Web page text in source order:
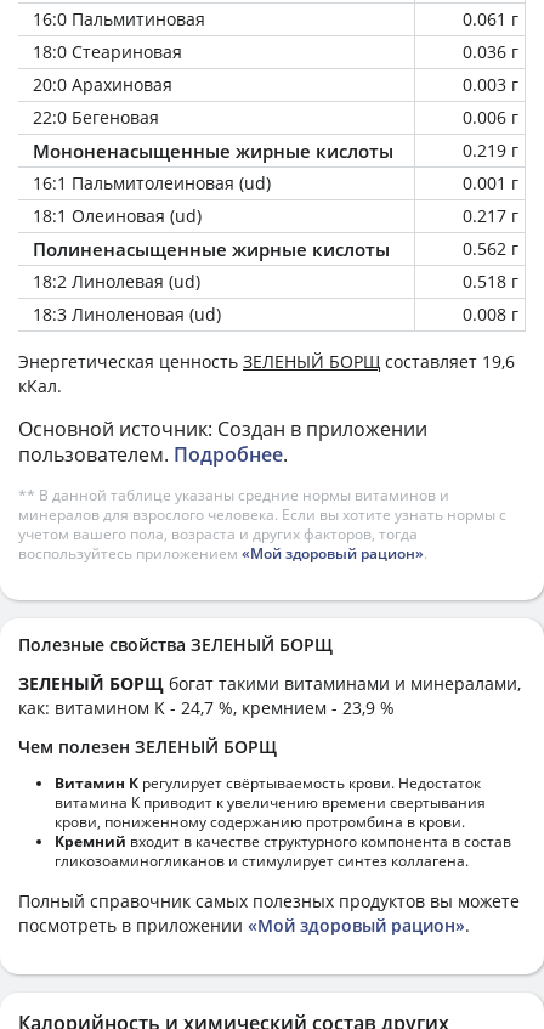
16:0 Пальмитиновая
0.061 г
18:0 Стеариновая
0.036 г
20:0 Арахиновая
0.003 г
22:0 Бегеновая
0.006 г
Мононенасыщенные жирные кислоты
0.219 г
16:1 Пальмитолеиновая (ud)
0.001 г
18:1 Олеиновая (ud)
0.217 г
Полиненасыщенные жирные кислоты
0.562 г
18:2 Линолевая (ud)
0.518 г
18:3 Линоленовая (ud)
0.008 г
Энергетическая ценность ЗЕЛЕНЫЙ БОРЩ составляет 19,6
кКал.
Основной источник: Создан в приложении
пользователем. Подробнее.
** В данной таблице указаны средние нормы витаминов и
минералов для взрослого человека. Если вы хотите узнать нормы с
учетом вашего пола, возраста и других факторов, тогда
воспользуйтесь приложением «Мой здоровый рацион».
Полезные свойства ЗЕЛЕНЫЙ БОРЩ
ЗЕЛЕНЫЙ БОРЩ богат такими витаминами и минералами,
как: витамином K - 24,7 %, кремнием - 23,9 %
Чем полезен ЗЕЛЕНЫЙ БОРЩ
Витамин К регулирует свёртываемость крови. Недостаток
витамина К приводит к увеличению времени свертывания
крови, пониженному содержанию протромбина в крови.
Кремний входит в качестве структурного компонента в состав
гликозоаминогликанов и стимулирует синтез коллагена.
Полный справочник самых полезных продуктов вы можете
посмотреть в приложении «Мой здоровый рацион».
Калорийность и химический состав других